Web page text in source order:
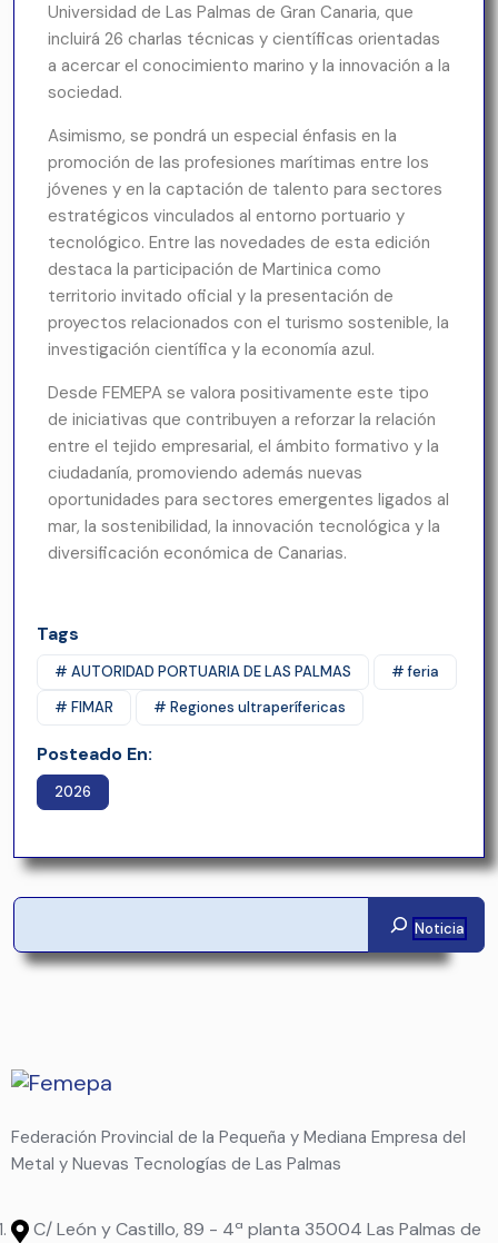
Universidad de Las Palmas de Gran Canaria, que
incluirá 26 charlas técnicas y científicas orientadas
a acercar el conocimiento marino y la innovación a la
sociedad.
Asimismo, se pondrá un especial énfasis en la
promoción de las profesiones marítimas entre los
jóvenes y en la captación de talento para sectores
estratégicos vinculados al entorno portuario y
tecnológico. Entre las novedades de esta edición
destaca la participación de Martinica como
territorio invitado oficial y la presentación de
proyectos relacionados con el turismo sostenible, la
investigación científica y la economía azul.
Desde FEMEPA se valora positivamente este tipo
de iniciativas que contribuyen a reforzar la relación
entre el tejido empresarial, el ámbito formativo y la
ciudadanía, promoviendo además nuevas
oportunidades para sectores emergentes ligados al
mar, la sostenibilidad, la innovación tecnológica y la
diversificación económica de Canarias.
Tags
# AUTORIDAD PORTUARIA DE LAS PALMAS
# feria
# FIMAR
# Regiones ultraperífericas
Posteado En:
2026
Federación Provincial de la Pequeña y Mediana Empresa del
Metal y Nuevas Tecnologías de Las Palmas
C/ León y Castillo, 89 - 4ª planta 35004 Las Palmas de